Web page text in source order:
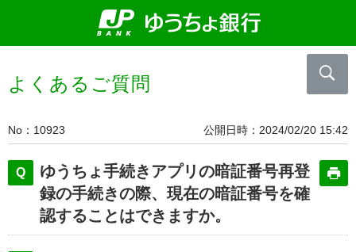
よくあるご質問
No 10923 公開日時 2024/02/20 15:42
ゆうちょ手続きアプリの暗証番号再登
録の手続きの際、現在の暗証番号を確
認することはできますか。